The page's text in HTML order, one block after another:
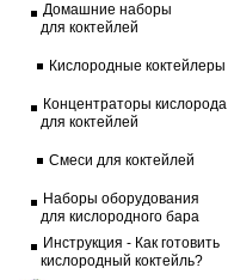
Домашние наборы
для коктейлей
Кислородные коктейлеры
Концентраторы кислорода
для коктейлей
Смеси для коктейлей
Наборы оборудования
для кислородного бара
Инструкция - Как готовить
кислородный коктейль?